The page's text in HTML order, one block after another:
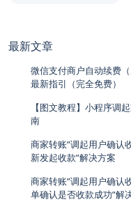
最新文章
微信支付商户自动续费
最新指引（完全免费）
【图文教程】小程序调
南
商家转账”调起用户确认
新发起收款”解决方案
商家转账”调起用户确认
单确认是否收款成功”解